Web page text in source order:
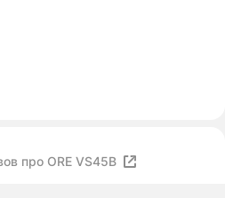
про ORE VS45B